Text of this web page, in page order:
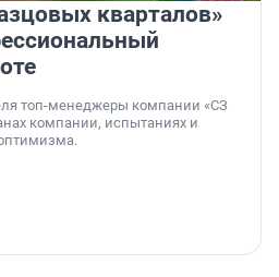
кварталов»
топ-менеджеры компании «СЗ
компании, испытаниях и